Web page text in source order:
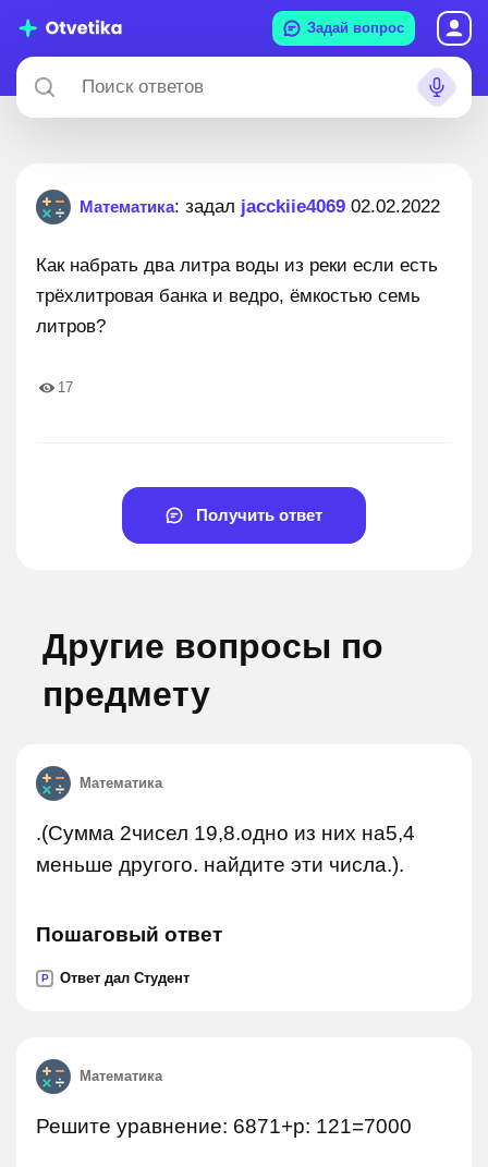
Задай вопрос
Математика: задал jacckiie4069 02.02.2022
Как набрать два литра воды из реки если есть
трёхлитровая банка и ведро, ёмкостью семь
литров?
17
Получить ответ
Другие вопросы по
предмету
Математика
.(Сумма 2чисел 19,8.одно из них на5,4
меньше другого. найдите эти числа.).
Пошаговый ответ
P Ответ дал Студент
Математика
Решите уравнение: 6871+p: 121=7000